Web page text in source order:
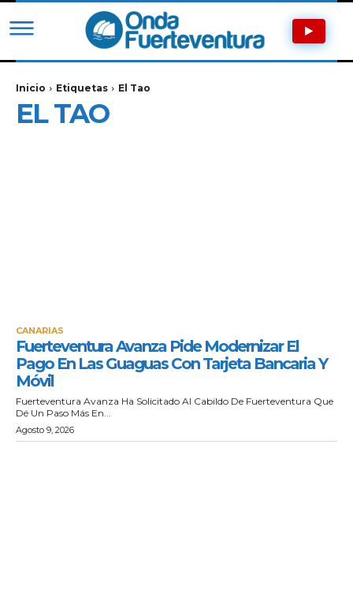
Inicio Etiquetas El Tao
EL TAO
CANARIAS
Fuerteventura Avanza Pide Modernizar El
Pago En Las Guaguas Con Tarjeta Bancaria Y
Móvil
Fuerteventura Avanza Ha Solicitado Al Cabildo De Fuerteventura Que
Dé Un Paso Más En...
Agosto 9, 2026